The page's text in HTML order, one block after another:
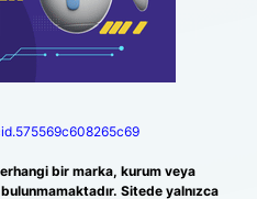
bir marka, kurum veya
Sitede yalnızca